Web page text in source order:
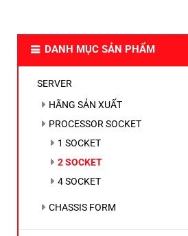
DANH MỤC SẢN PHẨM
SERVER
HÃNG SẢN XUẤT
PROCESSOR SOCKET
1 SOCKET
2 SOCKET
4 SOCKET
CHASSIS FORM